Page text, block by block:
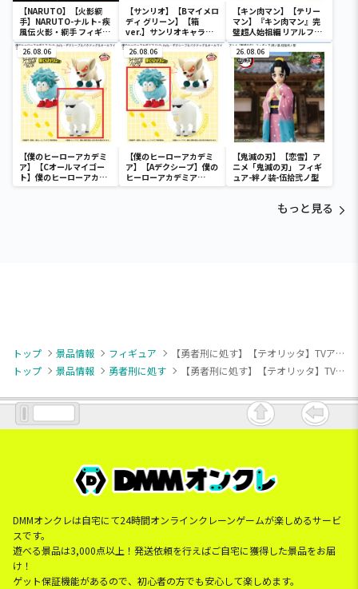
【NARUTO】【火影綱
手】NARUTO-ナルト- 疾
風伝 火影・綱手 フィギュ
ア～五影集結…!!～
【サンリオ】【Bマイメロ
ディ グリーン】【箱
ver.】サンリオキャラク
ターズ おおきな
SOFVIMATES～マイメロ
ディ マーメイドver. ～
【キン肉マン】【テリー
マン】『キン肉マン』完
璧超人始祖編 リアルフィ
ギュア-テリーマン-
26.08.06
【僕のヒーローアカデミ
ア】【Cオールマイゴー
ト】僕のヒーローアカデ
ミア Fluffy Puffy～デク
26.08.06
【僕のヒーローアカデミ
ア】【Aデクシープ】僕の
ヒーローアカデミア
Fluffy Puffy～デクシー
26.08.06
【鬼滅の刃】【恋雪】ア
ニメ「鬼滅の刃」 フィギ
ュア-絆ノ装-伍拾弐ノ型
もっと見る
トップ 景品情報 フィギュア
【勇者刑に処す】【テオリッタ】TVアニメ『勇者刑に処す 懲罰勇者9004隊刑務記録』 Trio-Try-iT Figureーテオリッター
トップ
景品情報 勇者刑に処す 【勇者刑に処す】【テオリッタ】TVアニメ『勇者刑に処す 懲罰勇者9004隊刑務記録』 Trio-Try-iT Figureーテオリッター
DMMオンクレは自宅にて24時間オンラインクレーンゲームが楽しめるサービ
スです。
遊べる景品は3,000点以上！発送依頼を行えばご自宅に獲得した景品をお届
け！
ゲット保証機能があるので、初心者の方でも安心して楽しめます。